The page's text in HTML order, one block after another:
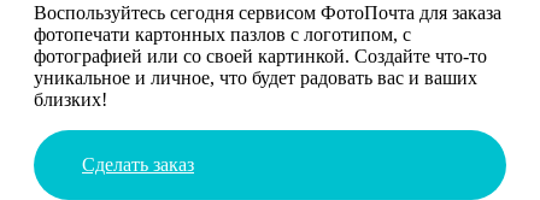
Воспользуйтесь сегодня сервисом ФотоПочта для заказа
фотопечати картонных пазлов с логотипом, с
фотографией или со своей картинкой. Создайте что-то
уникальное и личное, что будет радовать вас и ваших
близких!
Сделать заказ